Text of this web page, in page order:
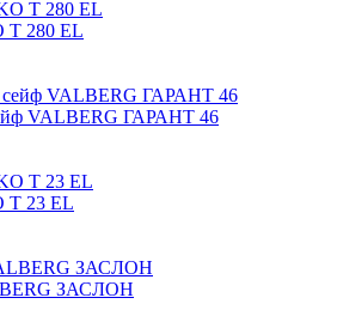
T 280 EL
VALBERG ГАРАНТ 46
Т 23 EL
ЗАСЛОН